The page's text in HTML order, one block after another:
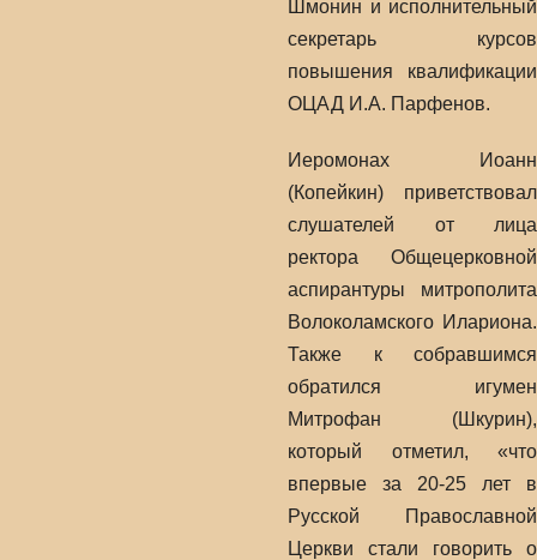
Шмонин и исполнительный
секретарь курсов
повышения квалификации
ОЦАД И.А. Парфенов.
Иеромонах Иоанн
(Копейкин) приветствовал
слушателей от лица
ректора Общецерковной
аспирантуры митрополита
Волоколамского Илариона.
Также к собравшимся
обратился игумен
Митрофан (Шкурин),
который отметил, «что
впервые за 20-25 лет в
Русской Православной
Церкви стали говорить о